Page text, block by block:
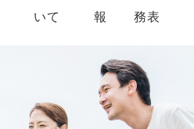
いて
報
務表